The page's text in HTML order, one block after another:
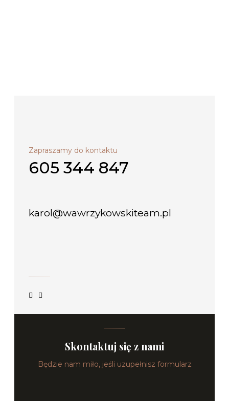
Zapraszamy do kontaktu
605 344 847
karol@wawrzykowskiteam.pl
Skontaktuj się z nami
Będzie nam miło, jeśli uzupełnisz formularz